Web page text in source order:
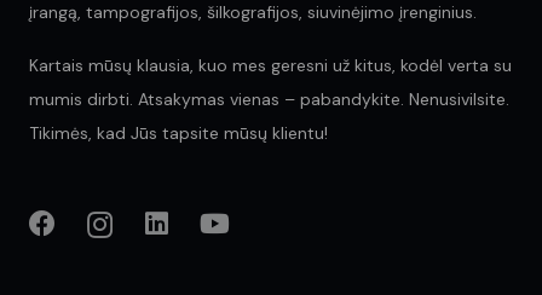
įrangą, tampografijos, šilkografijos, siuvinėjimo įrenginius.
Kartais mūsų klausia, kuo mes geresni už kitus, kodėl verta su
mumis dirbti. Atsakymas vienas – pabandykite. Nenusivilsite.
Tikimės, kad Jūs tapsite mūsų klientu!